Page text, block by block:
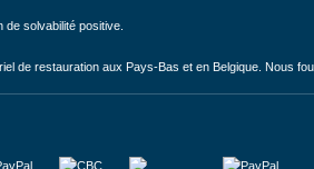
solvabilité positive.
de restauration aux Pays-Bas et en Belgique. Nous